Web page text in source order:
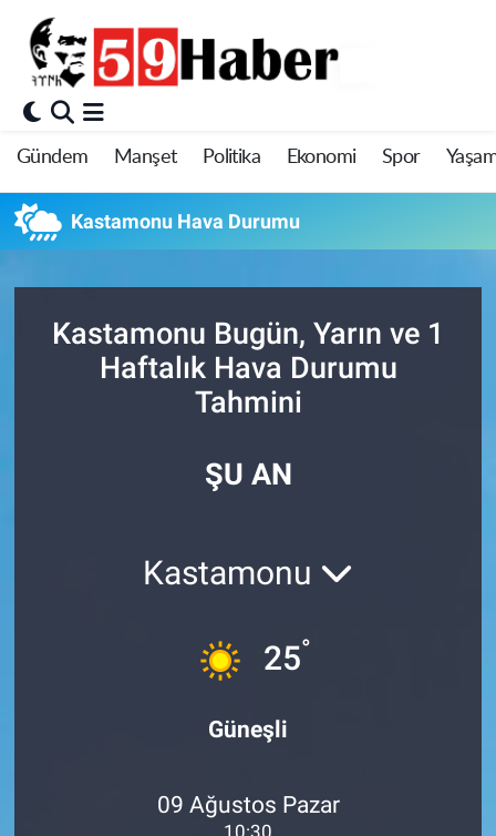
Gündem Manşet Politika Ekonomi Spor
Kastamonu Hava Durumu
Kastamonu Bugün, Yarın ve 1
Haftalık Hava Durumu
Tahmini
ŞU AN
Kastamonu
25°
Güneşli
09 Ağustos Pazar
10:30